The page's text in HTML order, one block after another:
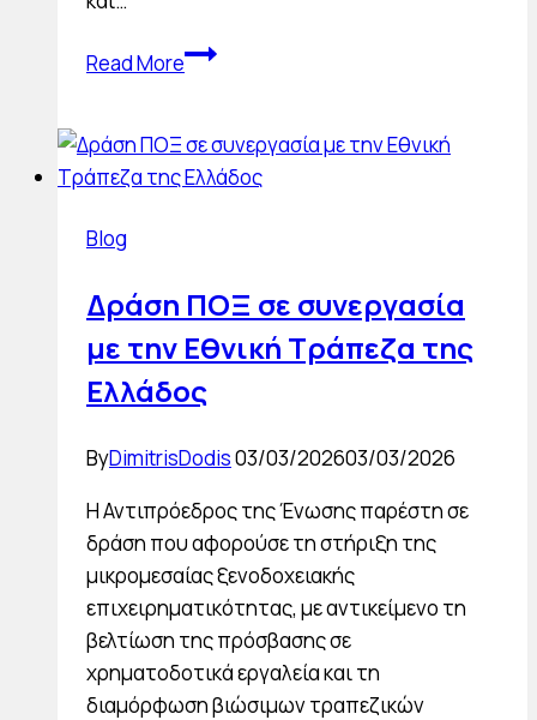
Read MoreΣυμμετοχή
Travel
Market
έως
7
2025
Blog
Δράση ΠΟΞ σε συνεργασία
με την Εθνική Τράπεζα της
Ελλάδος
ByDimitrisDodis03/03/202603/03/2026
Η Αντιπρόεδρος της Ένωσης παρέστη σε
δράση που αφορούσε τη στήριξη της
μικρομεσαίας ξενοδοχειακής
επιχειρηματικότητας, με αντικείμενο τη
βελτίωση της πρόσβασης σε
χρηματοδοτικά εργαλεία και τη
διαμόρφωση βιώσιμων τραπεζικών